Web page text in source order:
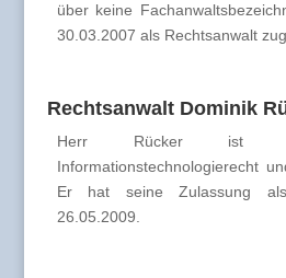
über keine
30.03.2007 als Rechtsanwalt
Rechtsanwalt Dominik
Herr Rücker ist
Informationstechnologierecht
Er hat seine Zulassung
26.05.2009.